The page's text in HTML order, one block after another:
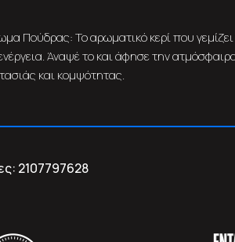
Πούδρας: Το αρωματικό κερί που
Άναψέ το και άφησε την
και κομψότητας.
2107797628